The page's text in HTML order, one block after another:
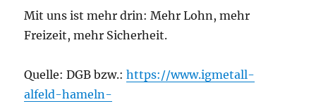
Mit uns ist mehr drin: Mehr Lohn, mehr
Freizeit, mehr Sicherheit.
Quelle: DGB bzw.:https://www.igmetall-
alfeld-hameln-